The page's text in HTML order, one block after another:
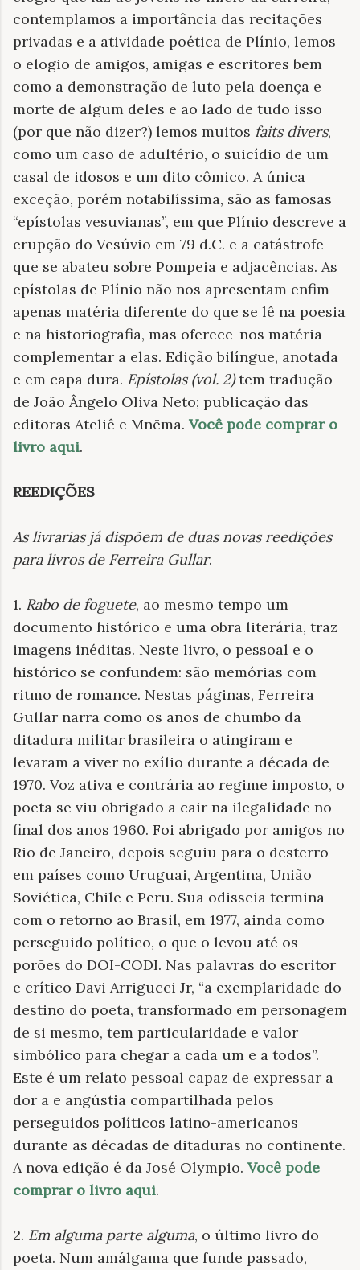
contemplamos a importância das recitações
privadas e a atividade poética de Plínio, lemos
o elogio de amigos, amigas e escritores bem
como a demonstração de luto pela doença e
morte de algum deles e ao lado de tudo isso
(por que não dizer?) lemos muitos faits divers,
como um caso de adultério, o suicídio de um
casal de idosos e um dito cômico. A única
exceção, porém notabilíssima, são as famosas
“epístolas vesuvianas”, em que Plínio descreve a
erupção do Vesúvio em 79 d.C. e a catástrofe
que se abateu sobre Pompeia e adjacências. As
epístolas de Plínio não nos apresentam enfim
apenas matéria diferente do que se lê na poesia
e na historiografia, mas oferece-nos matéria
complementar a elas. Edição bilíngue, anotada
e em capa dura. Epístolas (vol. 2)tem tradução
de João Ângelo Oliva Neto; publicação das
editoras Ateliê e Mnēma. Você pode comprar o
livro aqui.
REEDIÇÕES
As livrarias já dispõem de duas novas reedições
para livros de Ferreira Gullar.
1. Rabo de foguete, ao mesmo tempo um
documento histórico e uma obra literária, traz
imagens inéditas. Neste livro, o pessoal e o
histórico se confundem: são memórias com
ritmo de romance. Nestas páginas, Ferreira
Gullar narra como os anos de chumbo da
ditadura militar brasileira o atingiram e
levaram a viver no exílio durante a década de
1970. Voz ativa e contrária ao regime imposto, o
poeta se viu obrigado a cair na ilegalidade no
final dos anos 1960. Foi abrigado por amigos no
Rio de Janeiro, depois seguiu para o desterro
em países como Uruguai, Argentina, União
Soviética, Chile e Peru. Sua odisseia termina
com o retorno ao Brasil, em 1977, ainda como
perseguido político, o que o levou até os
porões do DOI-CODI. Nas palavras do escritor
e crítico Davi Arrigucci Jr, “a exemplaridade do
destino do poeta, transformado em personagem
de si mesmo, tem particularidade e valor
simbólico para chegar a cada um e a todos”.
Este é um relato pessoal capaz de expressar a
dor a e angústia compartilhada pelos
perseguidos políticos latino-americanos
durante as décadas de ditaduras no continente.
A nova edição é da José Olympio. Você pode
comprar o livro aqui.
2. Em alguma parte alguma, o último livro do
poeta. Num amálgama que funde passado,